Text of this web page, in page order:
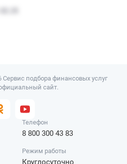
Сервис подбора финансовых услуг
сайт.
Телефон
8 800 300 43 83
Режим работы
Круглосуточно